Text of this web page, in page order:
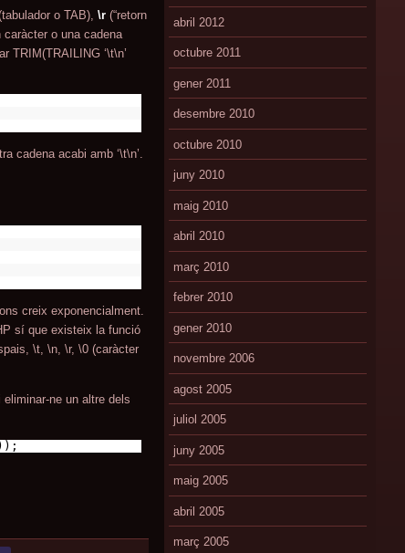
o TAB), \r (“retorn
o una cadena
TRIM(TRAILING ‘\t\n’
cadena acabi amb ‘\t\n’.
creix exponencialment.
sí que existeix la funció
\t, \n, \r, \0 (caràcter
ne un altre dels
abril 2012
octubre 2011
gener 2011
desembre 2010
octubre 2010
juny 2010
maig 2010
abril 2010
març 2010
febrer 2010
gener 2010
novembre 2006
agost 2005
juliol 2005
juny 2005
maig 2005
abril 2005
març 2005